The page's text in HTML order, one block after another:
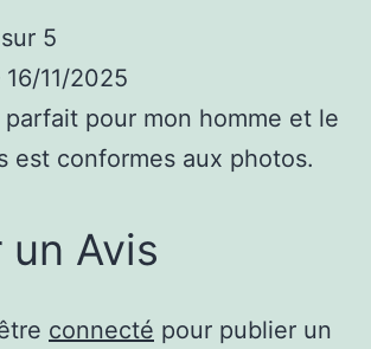
sur 5
16/11/2025
parfait pour mon homme et le
est conformes aux photos.
Avis
connecté pour publier un